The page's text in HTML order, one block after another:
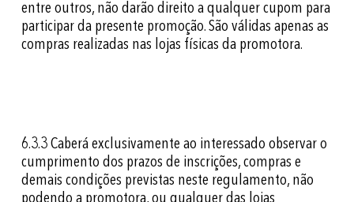
entre outros, não darão direito a qualquer cupom para
participar da presente promoção. São válidas apenas as
compras realizadas nas lojas físicas da promotora.
6.3.3Caberá exclusivamente ao interessado observar o
cumprimento dos prazos de inscrições, compras e
demais condições previstas neste regulamento, não